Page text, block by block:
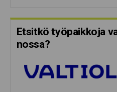
Etsitkö työpaikkoja
nossa?